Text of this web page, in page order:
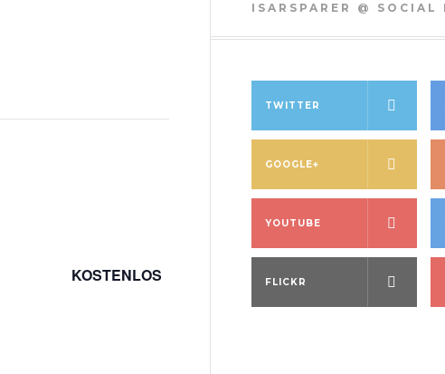
KOSTENLOS
ISARSPARER @ SOCIAL
TWITTER
GOOGLE+
YOUTUBE
FLICKR